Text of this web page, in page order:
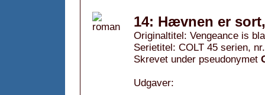
14: Hævnen er
Originaltitel: Vengeance is
Serietitel: COLT 45 serien,
Skrevet under pseudonymet
Udgaver: